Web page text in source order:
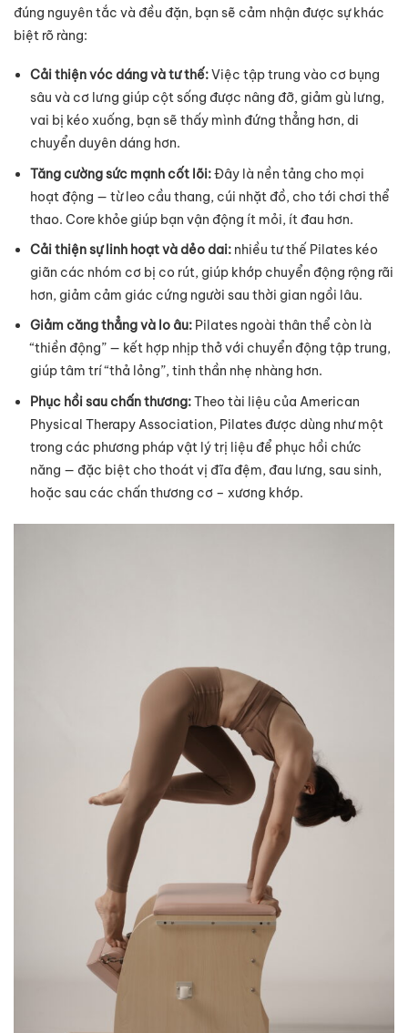
đúng nguyên tắc và đều đặn, bạn sẽ cảm nhận được sự khác
biệt rõ ràng:
Cải thiện vóc dáng và tư thế:Việc tập trung vào cơ bụng
sâu và cơ lưng giúp cột sống được nâng đỡ, giảm gù lưng,
vai bị kéo xuống, bạn sẽ thấy mình đứng thẳng hơn, di
chuyển duyên dáng hơn.
Tăng cường sức mạnh cốt lõi:Đây là nền tảng cho mọi
hoạt động — từ leo cầu thang, cúi nhặt đồ, cho tới chơi thể
thao. Core khỏe giúp bạn vận động ít mỏi, ít đau hơn.
Cải thiện sự linh hoạt và dẻo dai: nhiều tư thế Pilates kéo
giãn các nhóm cơ bị co rút, giúp khớp chuyển động rộng rãi
hơn, giảm cảm giác cứng người sau thời gian ngồi lâu.
Giảm căng thẳng và lo âu: Pilates ngoài thân thể còn là
“thiền động” — kết hợp nhịp thở với chuyển động tập trung,
giúp tâm trí “thả lỏng”, tinh thần nhẹ nhàng hơn.
Phục hồi sau chấn thương:Theo tài liệu của American
Physical Therapy Association, Pilates được dùng như một
trong các phương pháp vật lý trị liệu để phục hồi chức
năng — đặc biệt cho thoát vị đĩa đệm, đau lưng, sau sinh,
hoặc sau các chấn thương cơ – xương khớp.